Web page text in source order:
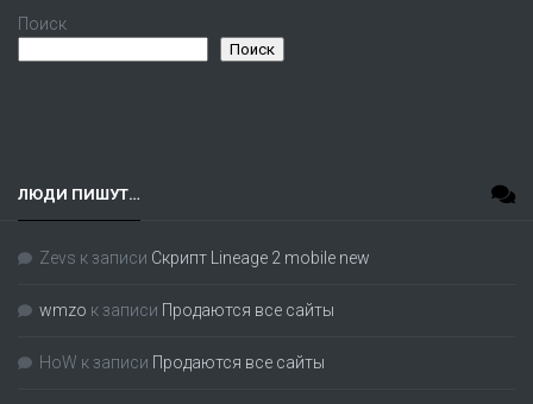
Поиск
Поиск
ЛЮДИ ПИШУТ…
Zevs к записи Скрипт Lineage 2 mobile new
wmzo к записи Продаются все сайты
HoW к записи Продаются все сайты